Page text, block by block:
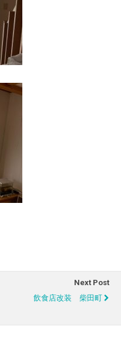
Next Post
飲食店改装 柴田町